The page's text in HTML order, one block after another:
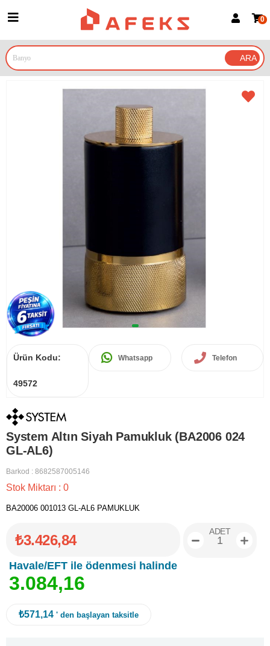
Google İle Bağlan
0
Ürün Kodu:
49572
Whatsapp Telefon
System Altın Siyah Pamukluk (BA2006 024
GL-AL6)
Barkod : 8682587005146
Stok Miktarı : 0
BA20006 001013 GL-AL6 PAMUKLUK
₺3.426,84
Havale/EFT ile ödenmesi halinde
3.084,16
ADET
₺571,14 ' den başlayan taksitle